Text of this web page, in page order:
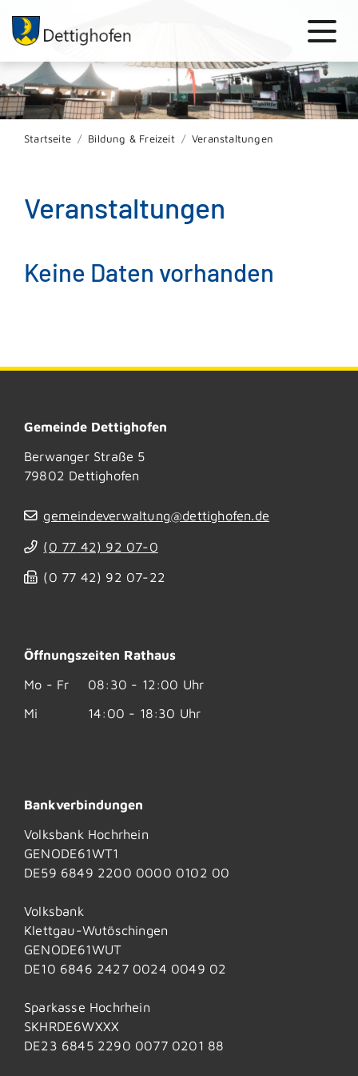
Startseite Bildung & Freizeit Veranstaltungen
Veranstaltungen
Keine Daten vorhanden
Gemeinde Dettighofen
Berwanger Straße 5
79802 Dettighofen
gemeindeverwaltung@dettighofen.de
(0 77 42) 92 07-0
(0 77 42) 92 07-22
Öffnungszeiten Rathaus
Mo - Fr
08:30 - 12:00 Uhr
Mi
14:00 - 18:30 Uhr
Bankverbindungen
Volksbank Hochrhein
GENODE61WT1
DE59 6849 2200 0000 0102 00
Volksbank
Klettgau-Wutöschingen
GENODE61WUT
DE10 6846 2427 0024 0049 02
Sparkasse Hochrhein
SKHRDE6WXXX
DE23 6845 2290 0077 0201 88